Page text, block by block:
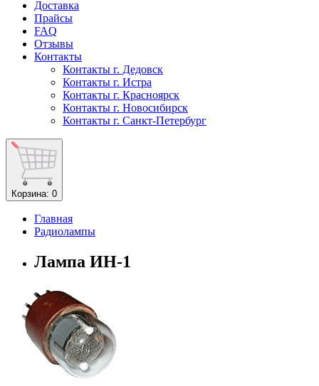
Доставка
Прайсы
FAQ
Отзывы
Контакты
Контакты г. Дедовск
Контакты г. Истра
Контакты г. Красноярск
Контакты г. Новосибирск
Контакты г. Санкт-Петербург
Корзина: 0
Главная
Радиолампы
Лампа ИН-1